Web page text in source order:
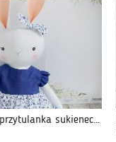
Króliczek Sara przytulanka sukieneczka granat